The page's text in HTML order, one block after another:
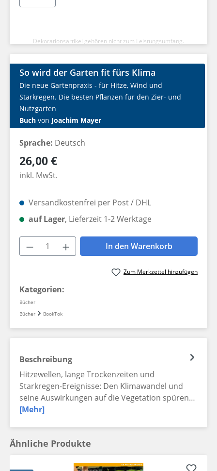
Dekorationsartikel gehören nicht zum Leistungsumfang.
So wird der Garten fit fürs Klima
Die neue Gartenpraxis - für Hitze, Wind und
Starkregen. Die besten Pflanzen für den Zier- und
Nutzgarten
Buch von Joachim Mayer
Sprache: Deutsch
Regulärer Preis:
26,00 €
inkl. MwSt.
Versandkostenfrei per Post / DHL
auf Lager, Lieferzeit 1-2 Werktage
Produkt Anzahl: Gib den
In den Warenkorb
Zum Merkzettel hinzufügen
Kategorien:
Bücher
Bücher
BookTok
Beschreibung
Hitzewellen, lange Trockenzeiten und
Starkregen-Ereignisse: Den Klimawandel und
seine Auswirkungen auf die Vegetation spüren…
[Mehr]
Ähnliche Produkte